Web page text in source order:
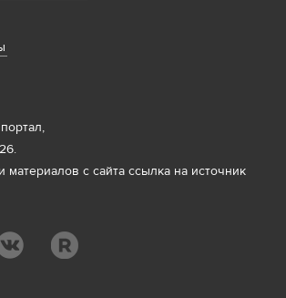
материалов с сайта ссылка на источник